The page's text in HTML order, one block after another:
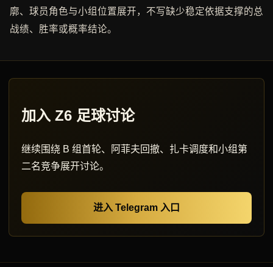
廓、球员角色与小组位置展开，不写缺少稳定依据支撑的总
战绩、胜率或概率结论。
加入 Z6 足球讨论
继续围绕 B 组首轮、阿菲夫回撤、扎卡调度和小组第
二名竞争展开讨论。
进入 Telegram 入口